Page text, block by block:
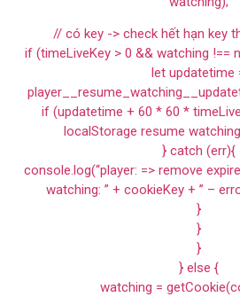
// có key -> check hết hạn key
if (timeLiveKey > 0 && watching !==
let updatetime
if (updatetime + 60 * 60 *
localStorage resume
} catch (err){
console.log(“player: => remove
watching: ” + cookieKey + ” –
}
}
}
} else {
watching =